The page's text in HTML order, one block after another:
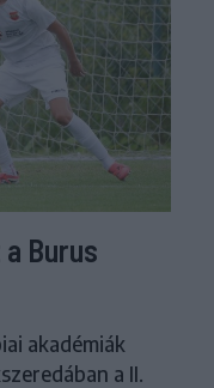
Burus
akadémiák
a II.